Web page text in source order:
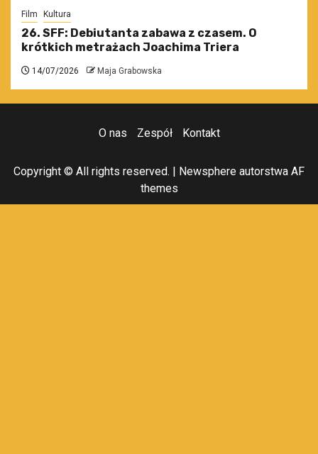
Film Kultura
26. SFF: Debiutanta zabawa z czasem. O
krótkich metrażach Joachima Triera
14/07/2026 Maja Grabowska
O nas Zespół Kontakt
Copyright © All rights reserved. | Newsphere autorstwa AF
themes